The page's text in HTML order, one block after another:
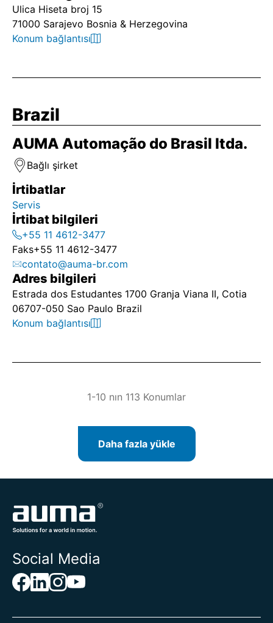
Ulica Hiseta broj 15
71000 Sarajevo Bosnia & Herzegovina
Konum bağlantısı
Brazil
AUMA Automação do Brasil ltda.
Bağlı şirket
İrtibatlar
Servis
İrtibat bilgileri
+55 11 4612-3477
Faks+55 11 4612-3477
contato@auma-br.com
Adres bilgileri
Estrada dos Estudantes 1700 Granja Viana II, Cotia
06707-050 Sao Paulo Brazil
Konum bağlantısı
1-10 nın 113 Konumlar
Daha fazla yükle
Social Media